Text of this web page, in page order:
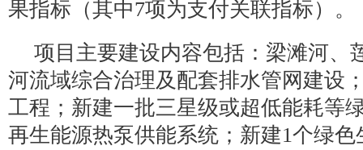
果指标（其中7项为支付关联指标）。
项目主要建设内容包括：梁滩河、
河流域综合治理及配套排水管网建设
工程；新建一批三星级或超低能耗等
再生能源热泵供能系统；新建1个绿